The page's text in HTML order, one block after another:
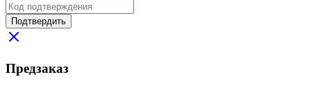
Подтвердить
Предзаказ